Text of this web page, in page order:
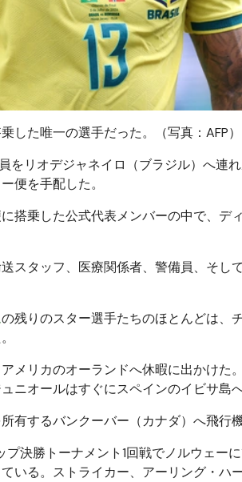
した唯一の選手だった。（写真：AFP）
をリオデジャネイロ（ブラジル）へ連
便を手配した。
搭乗した公式代表メンバーの中で、デ
スタッフ、医療関係者、警備員、そし
の残りのスター選手たちのほとんどは、
メリカのオーランドへ休暇に出かけた
ニオールはすぐにスペインのイビサ島へ
有するバンクーバー（カナダ）へ飛行
決勝トーナメント1回戦でノルウェー
いる。ストライカー、アーリング・ハ